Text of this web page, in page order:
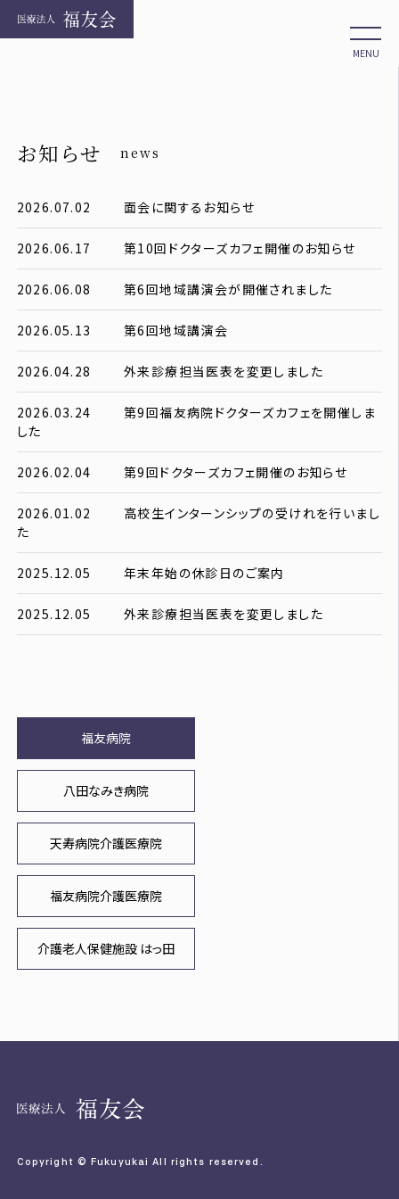
MENU
お知らせ news
福友病院
八田なみき病院
天寿病院介護医療院
福友病院介護医療院
介護老人保健施設 はっ田
2026.07.02 面会に関するお知らせ
2026.06.17 第10回ドクターズカフェ開催のお知らせ
2026.06.08 第6回地域講演会が開催されました
2026.05.13 第6回地域講演会
2026.04.28 外来診療担当医表を変更しました
2026.03.24
第9回福友病院ドクターズカフェを開催しま
した
2026.02.04 第9回ドクターズカフェ開催のお知らせ
2026.01.02
高校生インターンシップの受けれを行いまし
た
2025.12.05 年末年始の休診日のご案内
2025.12.05 外来診療担当医表を変更しました
Copyright © Fukuyukai All rights reserved.